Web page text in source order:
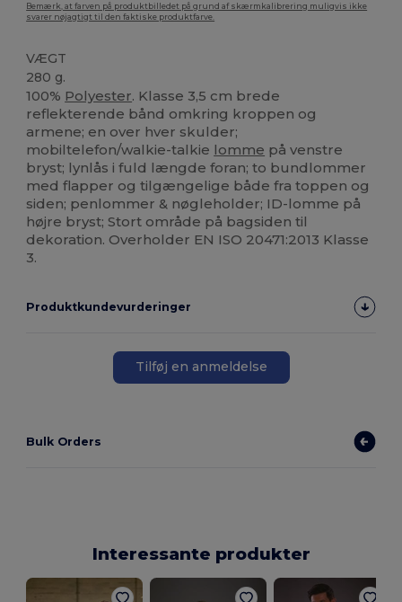
Bemærk, at farven på produktbilledet på grund af skærmkalibrering muligvis ikke
svarer nøjagtigt til den faktiske produktfarve.
VÆGT
280 g.
100% Polyester. Klasse 3,5 cm brede
reflekterende bånd omkring kroppen og
armene; en over hver skulder;
mobiltelefon/walkie-talkie lomme på venstre
bryst; lynlås i fuld længde foran; to bundlommer
med flapper og tilgængelige både fra toppen og
siden; penlommer & nøgleholder; ID-lomme på
højre bryst; Stort område på bagsiden til
dekoration. Overholder EN ISO 20471:2013 Klasse
3.
Produktkundevurderinger
Tilføj en anmeldelse
Bulk Orders
Interessante produkter